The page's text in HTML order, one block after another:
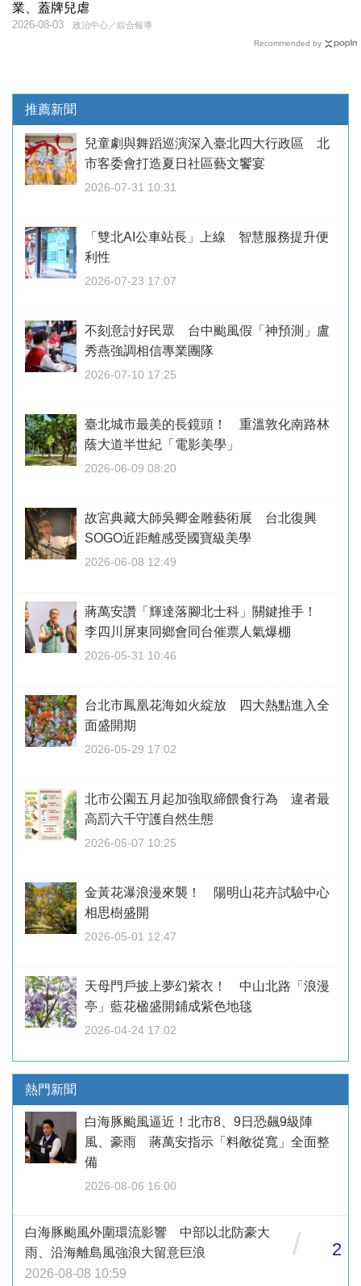
業、蓋牌兒虐
政治中心／綜合報導
2026-08-03
Recommended by
推薦新聞
兒童劇與舞蹈巡演深入臺北四大行政區 北
市客委會打造夏日社區藝文饗宴
2026-07-31 10:31
「雙北AI公車站長」上線 智慧服務提升便
利性
2026-07-23 17:07
不刻意討好民眾 台中颱風假「神預測」盧
秀燕強調相信專業團隊
2026-07-10 17:25
臺北城市最美的長鏡頭！ 重溫敦化南路林
蔭大道半世紀「電影美學」
2026-06-09 08:20
故宮典藏大師吳卿金雕藝術展 台北復興
SOGO近距離感受國寶級美學
2026-06-08 12:49
蔣萬安讚「輝達落腳北士科」關鍵推手！
李四川屏東同鄉會同台催票人氣爆棚
2026-05-31 10:46
台北市鳳凰花海如火綻放 四大熱點進入全
面盛開期
2026-05-29 17:02
北市公園五月起加強取締餵食行為 違者最
高罰六千守護自然生態
2026-05-07 10:25
金黃花瀑浪漫來襲！ 陽明山花卉試驗中心
相思樹盛開
2026-05-01 12:47
天母門戶披上夢幻紫衣！ 中山北路「浪漫
亭」藍花楹盛開鋪成紫色地毯
2026-04-24 17:02
熱門新聞
白海豚颱風逼近！北市8、9日恐飆9級陣
風、豪雨 蔣萬安指示「料敵從寬」全面整
備
2026-08-06 16:00
白海豚颱風外圍環流影響 中部以北防豪大
雨、沿海離島風強浪大留意巨浪
2026-08-08 10:59
/ 2